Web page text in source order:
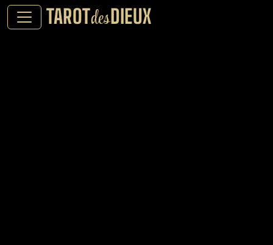
TAROTdesDIEUX